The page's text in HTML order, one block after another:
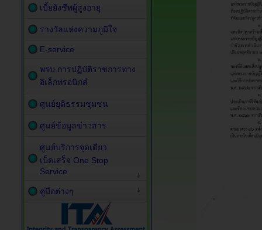
เบี้ยยังชีพผู้สูงอายุ
รางวัลแห่งความภูมิใจ
E-service
พรบ.การปฏิบัติราชการทาง
อิเล็กทรอนิกส์
ศูนย์ยุติธรรมชุมชน
ศูนย์ข้อมูลข่าวสาร
ศูนย์บริการจุดเดียว
เบ็ดเสร็จ One Stop
Service
คู่มือต่างๆ